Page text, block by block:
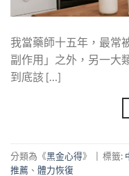
我當藥師十五年，最常
副作用」之外，另一大
到底該 […]
分類為《黑金心得》 標籤:
推薦 、 體力恢復